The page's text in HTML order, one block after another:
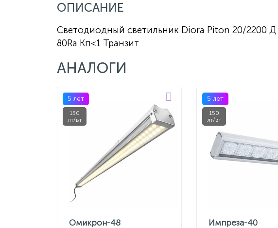
ОПИСАНИЕ
Светодиодный светильник Diora Piton 20/2200 Д
80Ra Кп<1 Транзит
АНАЛОГИ
5 лет
150
лт/вт
Омикрон-48
5 лет
150
лт/вт
Импреза-40